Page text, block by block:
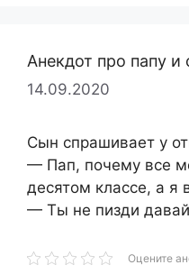
Анекдот про папу и
14.09.2020
Сын спрашивает у
— Пап, почему все
десятом классе, а я
— Ты не пизди
Оцените